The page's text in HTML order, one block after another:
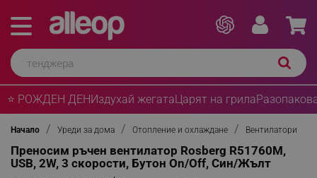
⭐ РОЖДЕН ДЕНИздухай жегатаЦарят на грила
Начало Уреди за дома Отопление и охлаждане Вентилатори
Преносим ръчен вентилатор Rosberg R51760M,
USB, 2W, 3 скорости, Бутон On/Off, Син/Жълт